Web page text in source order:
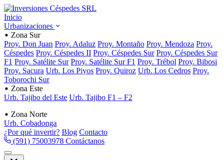
Inicio
Urbanizaciones
Zona Sur
Proy. Don Juan Proy. Adaluz Proy. Montaño Proy. Mendoza Proy.
Céspedes Proy. Céspedes II Proy. Céspedes Sur Proy. Céspedes Sur
F1 Proy. Satélite Sur Proy. Satélite Sur F1 Proy. Trébol Proy. Bibosi
Proy. Sacura Urb. Los Piyos Proy. Quiroz Urb. Los Cedros Proy.
Toborochi Sur
Zona Este
Urb. Tajibo del Este Urb. Tajibo F1 – F2
Zona Norte
Urb. Cobadonga
¿Por qué invertir? Blog Contacto
(591) 75003978 Contáctanos